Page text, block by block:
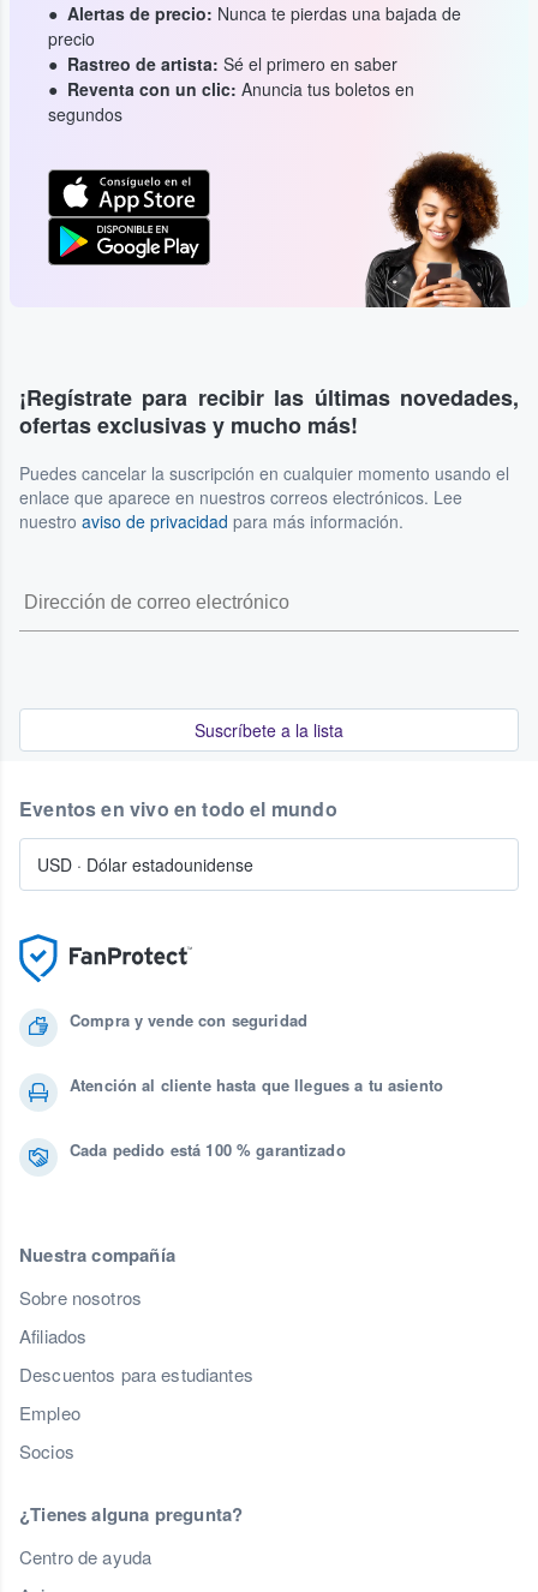
Alertas de precio: Nunca te pierdas una bajada de
precio
Rastreo de artista: Sé el primero en saber
Reventa con un clic: Anuncia tus boletos en
segundos
¡Regístrate para recibir las últimas novedades,
ofertas exclusivas y mucho más!
Puedes cancelar la suscripción en cualquier momento usando el
enlace que aparece en nuestros correos electrónicos. Lee
nuestro aviso de privacidad para más información.
Suscríbete a la lista
Compra y vende con seguridad
Atención al cliente hasta que llegues a tu asiento
Cada pedido está 100 % garantizado
Nuestra compañía
Sobre nosotros
Afiliados
Descuentos para estudiantes
Empleo
Socios
¿Tienes alguna pregunta?
Centro de ayuda
Eventos en vivo en todo el mundo
USD · Dólar estadounidense